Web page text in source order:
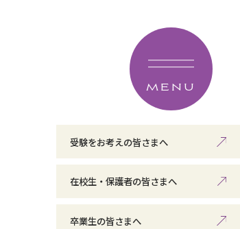
MENU
受験をお考えの皆さまへ
在校生・保護者の皆さまへ
卒業生の皆さまへ